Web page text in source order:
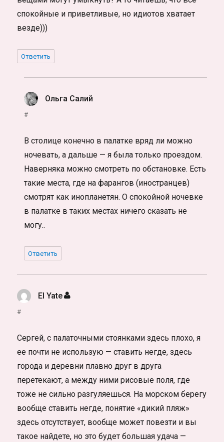
спокойные и приветливые, но идиотов хватает
везде)))
Ответить
Ольга Салий
#
В столице конечно в палатке вряд ли можно
ночевать, а дальше — я была только проездом.
Наверняка можно смотреть по обстановке. Есть
такие места, где на фарангов (иностранцев)
смотрят как инопланетян. О спокойной ночевке
в палатке в таких местах ничего сказать не
могу..
Ответить
El Yate :
#
Сергей, с палаточными стоянками здесь плохо, я
ее почти не использую — ставить негде, здесь
города и деревни плавно друг в друга
перетекают, а между ними рисовые поля, где
тоже не сильно разгуляешься. На морском берегу
вообще ставить негде, понятие «дикий пляж»
здесь отсутствует, вообще может повезти и вы
такое найдете, но это будет большая удача —